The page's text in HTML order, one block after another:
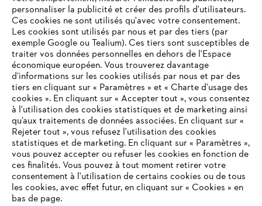
L'Entreprise
Questions / Réponses
Service
Conditions Générales de Vente
VOTRE NAVIGATEUR INTERNET
N'EST PLUS PRIS EN CHARGE
Vous utilisez un navigateur Internet que nous ne prenons plus
en charge, et certaines fonctionnalités de notre site ne
personnaliser la publicité et créer des profils d'utilisateurs.
Ces cookies ne sont utilisés qu'avec votre consentement.
Les cookies sont utilisés par nous et par des tiers (par
exemple Google ou Tealium). Ces tiers sont susceptibles de
traiter vos données personnelles en dehors de l'Espace
économique européen. Vous trouverez davantage
d’informations sur les cookies utilisés par nous et par des
tiers en cliquant sur « Paramètres » et « Charte d’usage des
cookies ». En cliquant sur « Accepter tout », vous consentez
à l'utilisation des cookies statistiques et de marketing ainsi
qu’aux traitements de données associées. En cliquant sur «
Rejeter tout », vous refusez l'utilisation des cookies
statistiques et de marketing. En cliquant sur « Paramètres »,
vous pouvez accepter ou refuser les cookies en fonction de
ces finalités. Vous pouvez à tout moment retirer votre
consentement à l'utilisation de certains cookies ou de tous
les cookies, avec effet futur, en cliquant sur « Cookies » en
bas de page.